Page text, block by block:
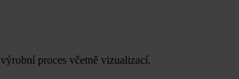
proces včetně vizualizací.